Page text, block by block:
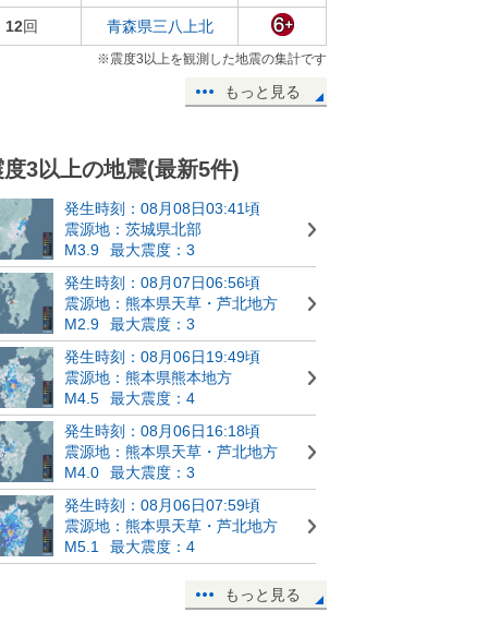
12回 青森県三八上北
※震度3以上を観測した地震の集計です
もっと見る
度3以上の地震(最新5件)
発生時刻：08月08日03:41頃
震源地：茨城県北部
M3.9
最大震度：3
発生時刻：08月07日06:56頃
震源地：熊本県天草・芦北地方
M2.9
最大震度：3
発生時刻：08月06日19:49頃
震源地：熊本県熊本地方
M4.5
最大震度：4
発生時刻：08月06日16:18頃
震源地：熊本県天草・芦北地方
M4.0
最大震度：3
発生時刻：08月06日07:59頃
震源地：熊本県天草・芦北地方
M5.1
最大震度：4
もっと見る